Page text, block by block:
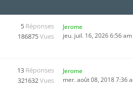
5 Réponses
186875Vues
Jerome
jeu. juil. 16, 2026 6:56 am
13 Réponses
321632Vues
Jerome
mer. août 08, 2018 7:36